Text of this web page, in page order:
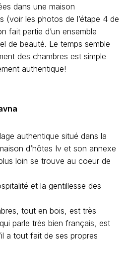
dans une maison
(voir les photos de l’étape 4 de
fait partie d’un ensemble
de beauté. Le temps semble
des chambres est simple
authentique!
authentique situé dans la
d’hôtes Iv et son annexe
loin se trouve au coeur de
et la gentillesse des
tout en bois, est très
parle très bien français, est
a tout fait de ses propres